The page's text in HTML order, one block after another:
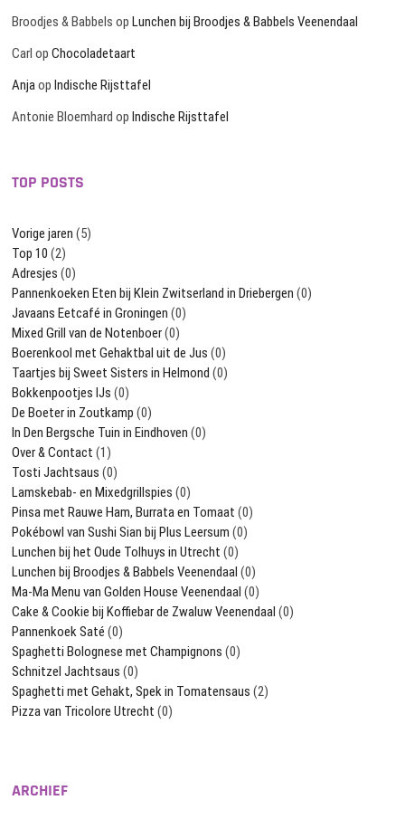
Broodjes & Babbels opLunchen bij Broodjes & Babbels Veenendaal
Carl opChocoladetaart
AnjaopIndische Rijsttafel
Antonie Bloemhard opIndische Rijsttafel
TOP POSTS
Vorige jaren (5)
Top 10 (2)
Adresjes (0)
Pannenkoeken Eten bij Klein Zwitserland in Driebergen (0)
Javaans Eetcafé in Groningen (0)
Mixed Grill van de Notenboer(0)
Boerenkool met Gehaktbal uit de Jus (0)
Taartjes bij Sweet Sisters in Helmond (0)
Bokkenpootjes IJs (0)
De Boeter in Zoutkamp (0)
In Den Bergsche Tuin in Eindhoven (0)
Over & Contact (1)
Tosti Jachtsaus (0)
Lamskebab- en Mixedgrillspies (0)
Pinsa met Rauwe Ham, Burrata en Tomaat (0)
Pokébowl van Sushi Sian bij Plus Leersum (0)
Lunchen bij het Oude Tolhuys in Utrecht (0)
Lunchen bij Broodjes & Babbels Veenendaal (0)
Ma-Ma Menu van Golden House Veenendaal (0)
Cake & Cookie bij Koffiebar de Zwaluw Veenendaal (0)
Pannenkoek Saté (0)
Spaghetti Bolognese met Champignons (0)
Schnitzel Jachtsaus (0)
Spaghetti met Gehakt, Spek in Tomatensaus (2)
Pizza van Tricolore Utrecht (0)
ARCHIEF